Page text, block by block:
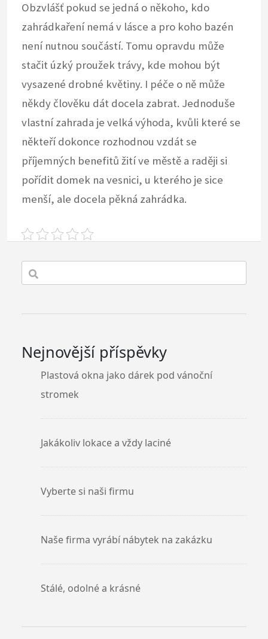
Obzvlášť pokud se jedná o někoho, kdo
zahrádkaření nemá v lásce a pro koho bazén
není nutnou součástí. Tomu opravdu může
stačit úzký proužek trávy, kde mohou být
vysazené drobné květiny. I péče o ně může
někdy člověku dát docela zabrat. Jednoduše
vlastní zahrada je velká výhoda, kvůli které se
někteří dokonce rozhodnou vzdát se
příjemných benefitů žití ve městě a raději si
pořídit domek na vesnici, u kterého je sice
menší, ale docela pěkná zahrádka.
Nejnovější příspěvky
Plastová okna jako dárek pod vánoční
stromek
Jakákoliv lokace a vždy laciné
Vyberte si naši firmu
Naše firma vyrábí nábytek na zakázku
Stálé, odolné a krásné